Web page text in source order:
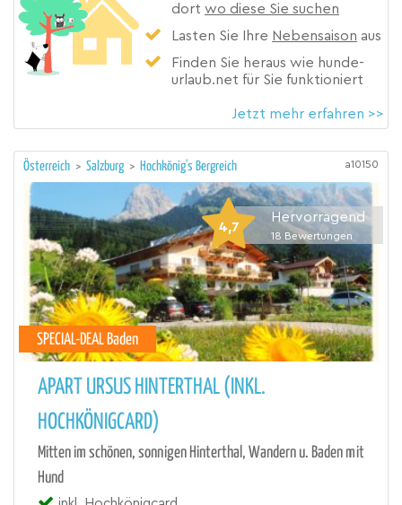
dort wo diese Sie suchen
Lasten Sie Ihre Nebensaison aus
Finden Sie heraus wie hunde-
urlaub.net für Sie funktioniert
Jetzt mehr erfahren >>
Österreich > Salzburg > Hochkönig's Bergreich a10150
4,7
Hervorragend
18 Bewertungen
SPECIAL-DEAL Baden
APART URSUS HINTERTHAL (INKL.
HOCHKÖNIGCARD)
Mitten im schönen, sonnigen Hinterthal, Wandern u. Baden mit
Hund